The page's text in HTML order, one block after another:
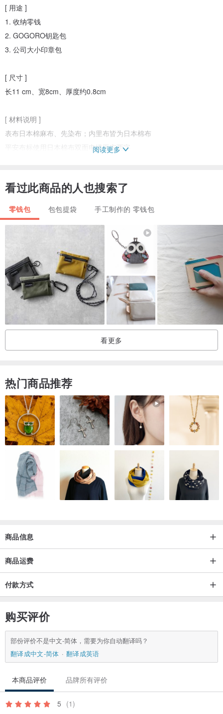
[ 用途 ]
1. 收纳零钱
2. GOGORO钥匙包
3. 公司大小印章包
[ 尺寸 ]
长11 cm、宽8cm、厚度约0.8cm
[ 材料说明 ]
表布日本棉麻布、先染布；内里布皆为日本棉布
平安布标使用日本棉布双面电绣平安两字
[ 清洗 ]
包包皆为设计师手工制作，若无现货将接单后制作，制作期约5天。
(若急需请先留言询问设计师)
阅读更多
看过此商品的人也搜索了
零钱包 包包提袋 手工制作的 零钱包
看更多
热门商品推荐
商品信息
商品运费
付款方式
购买评价
部份评价不是中文-简体，需要为你自动翻译吗？
翻译成中文-简体
翻译成英语
本商品评价 品牌所有评价
5 (1)